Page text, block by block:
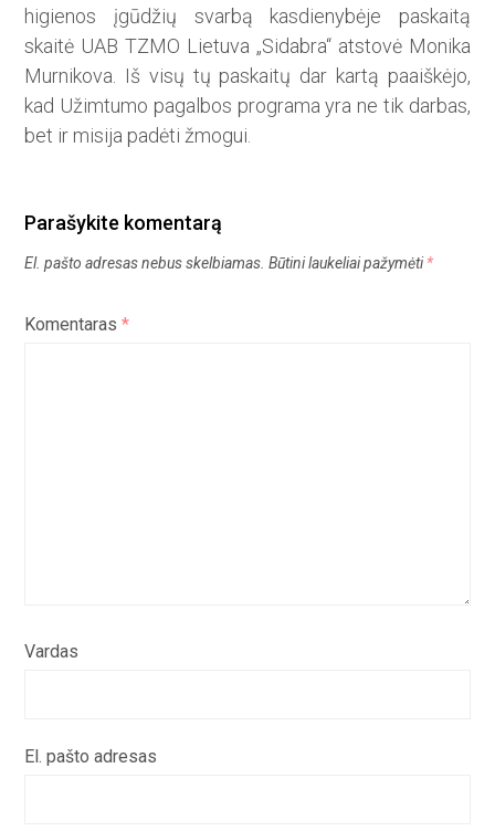
higienos įgūdžių svarbą kasdienybėje paskaitą
skaitė UAB TZMO Lietuva „Sidabra“ atstovė Monika
Murnikova. Iš visų tų paskaitų dar kartą paaiškėjo,
kad Užimtumo pagalbos programa yra ne tik darbas,
bet ir misija padėti žmogui.
Parašykite komentarą
El. pašto adresas nebus skelbiamas. Būtini laukeliai pažymėti*
Komentaras*
Vardas
El. pašto adresas